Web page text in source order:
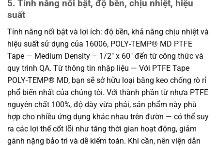
5. Tính năng nổi bật, độ bền, chịu nhiệt, hiệu
suất
Tính năng nổi bật và lợi ích: độ bền, khả năng chịu nhiệt và
hiệu suất sử dụng của 16006, POLY-TEMP® MD PTFE
Tape — Medium Density – 1/2″ x 60″ đến từ công thức và
quy trình QA. Từ thông tin nhập liệu — Với PTFE Tape
POLY-TEMP® MD, bạn sẽ sở hữu loại băng keo chống rò rỉ
phổ biến nhất của chúng tôi. Với thành phần từ nhựa PTFE
nguyên chất 100%, độ dày vừa phải, sản phẩm này phù
hợp cho nhiều ứng dụng khác nhau trên đườn — có thể suy
ra các lợi thế cốt lõi như tăng thời gian hoạt động, giảm
gánh nặng bảo trì và dễ kiểm toán. Khi cần, nên viện dẫn